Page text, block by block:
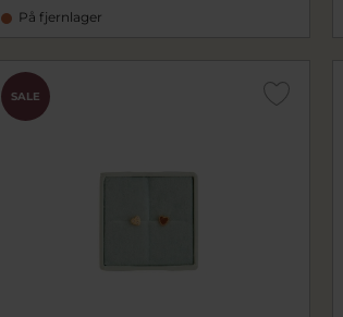
På fjernlager
SALE